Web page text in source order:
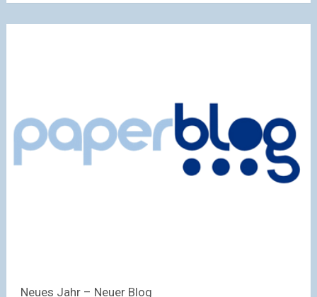
Neues Jahr – Neuer Blog